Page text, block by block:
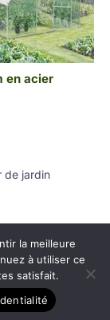
en acier
de jardin
la meilleure
à utiliser ce
satisfait.